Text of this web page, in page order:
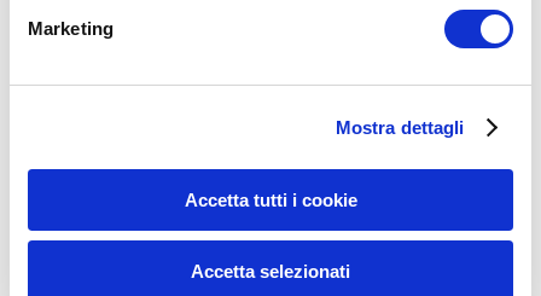
Marketing
Mostra dettagli
Accetta tutti i cookie
Accetta selezionati
Addominali(99)
(1.800)
Allenamento Braccia(9)
Allenamento con il TRX(36)